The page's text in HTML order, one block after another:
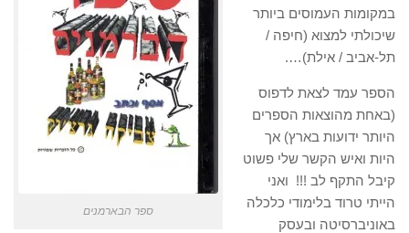
ספר הבארמנים
במקומות העמוסים ביותר
שיכולתי למצוא (חיפה /
תל-אביב / אילת)….
הספר עמד לצאת לדפוס
(באחת מהוצאות הספרים
היותר ידועות בארץ) אך
היות ואיש הקשר שלי פשוט
קיבל התקף לב !!! ואני
הייתי טרוד בלימודי כלכלה
באוניברסיטה ובעסק